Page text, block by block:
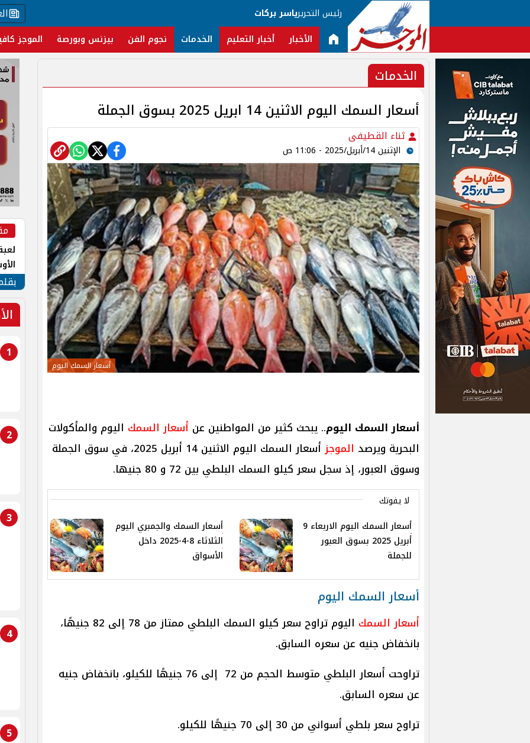
رئيس التحريرياسر بركات
الأخبار أخبار التعليم الخدمات نجوم الفن بيزنس وبورصة الموجز
الخدمات
أسعار السمك اليوم الاثنين 14 ابريل 2025 بسوق الجملة
ثناء القطيفى
الإثنين 14/أبريل/2025 - 11:06 ص
أسعار السمك اليوم
أسعار السمك اليوم.. يبحث كثير من المواطنين عن أسعار السمك اليوم والمأكولات
البحرية ويرصد الموجز
أسعار السمك اليوم الاثنين 14 أبريل 2025، في سوق الجملة
وسوق العبور، إذ سجل سعر كيلو السمك البلطي بين 72 و 80 جنيها.
لا يفوتك
أسعار السمك اليوم الاربعاء 9
أبريل 2025 بسوق العبور
للجملة
أسعار السمك والجمبري اليوم
الثلاثاء 8-4-2025 داخل
الأسواق
أسعار السمك اليوم
أسعار السمك
اليوم تراوح سعر كيلو السمك البلطي ممتاز من 78 إلى 82 جنيهًا،
بانخفاض جنيه عن سعره السابق.
تراوحت أسعار البلطي متوسط الحجم من 72 إلى 76 جنيهًا للكيلو، بانخفاض جنيه
عن سعره السابق.
تراوح سعر بلطي أسواني من 30 إلى 70 جنيهًا للكيلو.
1
2
3
4
5